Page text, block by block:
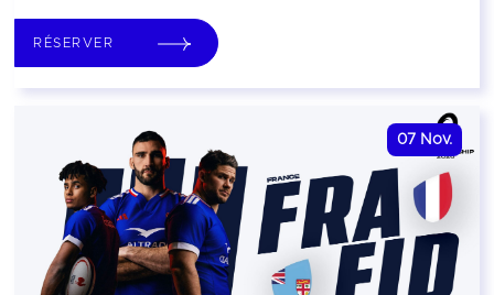
RÉSERVER
07 Nov.